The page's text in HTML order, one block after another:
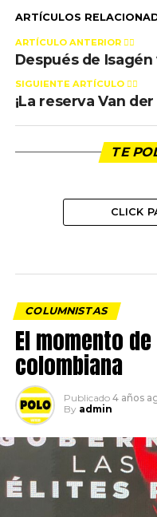
ARTÍCULOS
ARTÍCULO ANTERIOR 👉🏻
Después de
SIGUIENTE ARTÍCULO 👈🏻
¡La reserva Van
TE
CLICK
COLUMNISTAS
El momento
colombiana
Publicado 4 años
By admin